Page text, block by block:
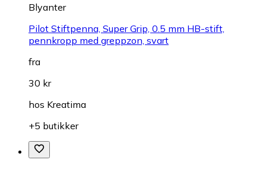
Blyanter
Pilot Stiftpenna, Super Grip, 0.5 mm HB-stift,
pennkropp med greppzon, svart
fra
30 kr
hos Kreatima
+5 butikker